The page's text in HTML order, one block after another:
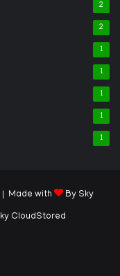
2
2
1
1
1
1
1
Made with By Sky
CloudStored